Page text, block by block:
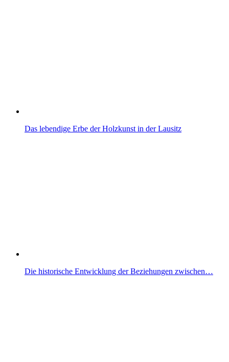
Das lebendige Erbe der Holzkunst in der Lausitz
Die historische Entwicklung der Beziehungen zwischen…